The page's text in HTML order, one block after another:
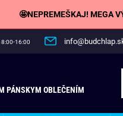
🤩NEPREMEŠKAJ! MEGA
8:00-16:00
PÁNSKYM OBLEČENÍM